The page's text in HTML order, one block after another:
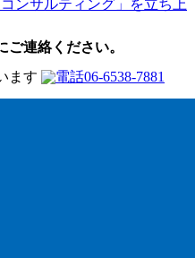
ンサルティング」を立ち上
連絡ください。
ます
06-6538-7881